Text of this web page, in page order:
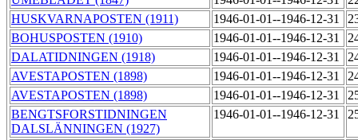
HUSKVARNAPOSTEN (1911)
1946-01-01--1946-12-31
BOHUSPOSTEN (1910)
1946-01-01--1946-12-31
DALATIDNINGEN (1918)
1946-01-01--1946-12-31
AVESTAPOSTEN (1898)
1946-01-01--1946-12-31
AVESTAPOSTEN (1898)
1946-01-01--1946-12-31
BENGTSFORSTIDNINGEN
DALSLÄNNINGEN (1927)
1946-01-01--1946-12-31